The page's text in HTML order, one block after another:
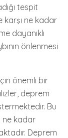
tespit
karşı ne kadar
dayanıklı
önlenmesi
önemli bir
deprem
Bu
ne kadar
Deprem